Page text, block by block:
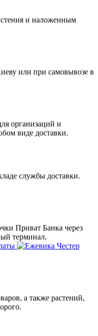
и наложенным
или при самовывозе в
организаций и
виде доставки.
службы доставки.
Приват Банка через
терминал.
а также растений,